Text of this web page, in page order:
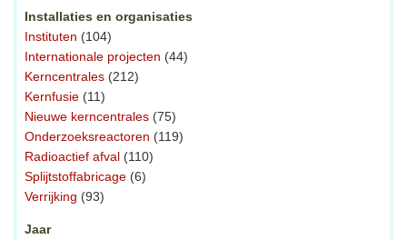
Installaties en organisaties
Instituten (104)
Internationale projecten (44)
Kerncentrales (212)
Kernfusie (11)
Nieuwe kerncentrales (75)
Onderzoeksreactoren (119)
Radioactief afval (110)
Splijtstoffabricage (6)
Verrijking (93)
Jaar